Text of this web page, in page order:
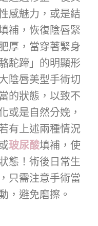
感魅力，或是結
補，恢復陰唇緊
厚，當穿著緊身
駝蹄」的明顯形
陰唇美型手術切
的狀態，以致不
或是自然分娩，
有上述兩種情況
玻尿酸填補，使
態！術後日常生
只需注意手術當
，避免磨擦。